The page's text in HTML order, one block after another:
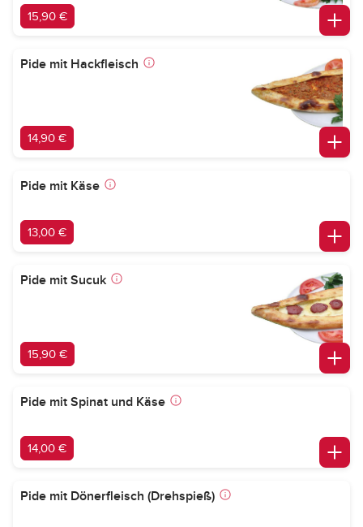
15,90 €
Pide mit Hackfleisch
14,90 €
Pide mit Käse
13,00 €
Pide mit Sucuk
15,90 €
Pide mit Spinat und Käse
14,00 €
Pide mit Dönerfleisch (Drehspieß)